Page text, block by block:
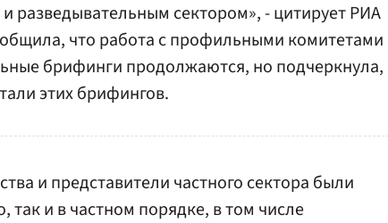
разведывательным сектором», - цитирует РИА
что работа с профильными комитетами
брифинги продолжаются, но подчеркнула,
этих брифингов.
и представители частного сектора были
так и в частном порядке, в том числе